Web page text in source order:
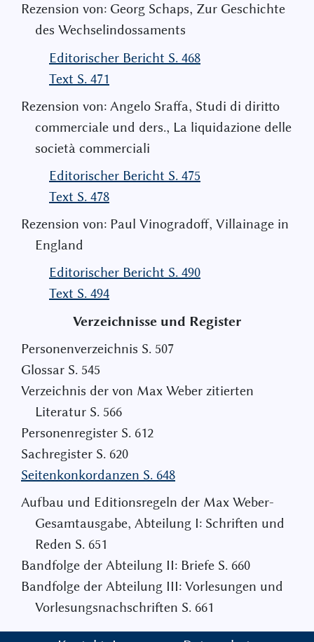
Rezension von: Georg Schaps‚ Zur Geschichte
des Wechselindossaments
Editorischer Bericht S. 468
Text S. 471
Rezension von: Angelo Sraffa‚ Studi di diritto
commerciale und ders.‚ La liquidazione delle
società commerciali
Editorischer Bericht S. 475
Text S. 478
Rezension von: Paul Vinogradoff‚ Villainage in
England
Editorischer Bericht S. 490
Text S. 494
Verzeichnisse und Register
Personenverzeichnis S. 507
Glossar S. 545
Verzeichnis der von Max Weber zitierten
Literatur S. 566
Personenregister S. 612
Sachregister S. 620
Seitenkonkordanzen S. 648
Aufbau und Editionsregeln der Max Weber-
Gesamtausgabe‚ Abteilung I: Schriften und
Reden S. 651
Bandfolge der Abteilung II: Briefe S. 660
Bandfolge der Abteilung III: Vorlesungen und
Vorlesungsnachschriften S. 661